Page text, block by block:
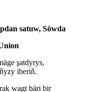
satuw, Söwda
şatdyrys,
iberiň.
wagt bäri bir